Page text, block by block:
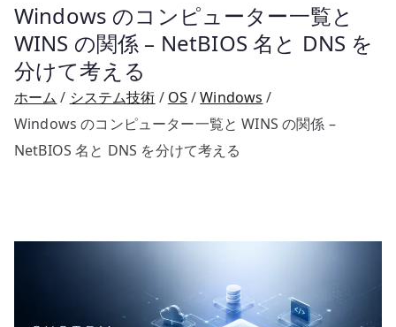
Windows のコンピューター一覧と
WINS の関係 – NetBIOS 名と DNS を
分けて考える
ホーム システム技術 OS
Windows
Windows のコンピューター一覧と WINS の関係 –
NetBIOS 名と DNS を分けて考える